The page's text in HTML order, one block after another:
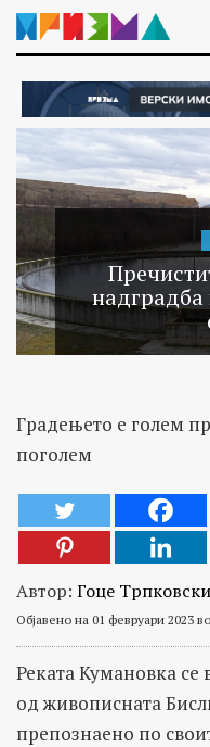
Градењето е голем
поголем
Автор: Гоце Трпковски
Објавено на 01 февруари 2023
Реката Кумановка
од живописната
препознаено по